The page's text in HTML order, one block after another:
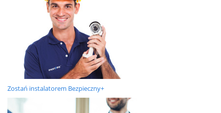
Zostań instalatorem Bezpieczny+